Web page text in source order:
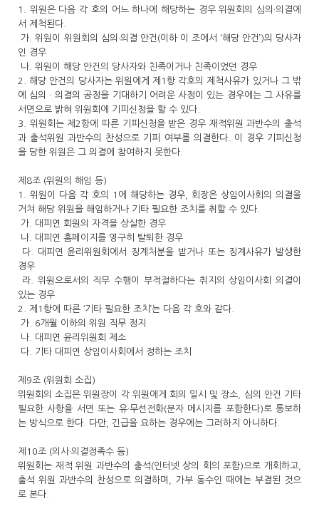
1. 위원은 다음 각 호의 어느 하나에 해당하는 경우 위원회의 심의·의결에
서 제척된다.
가. 위원이 위원회의 심의·의결 안건(이하 이 조에서 ‘해당 안건’)의 당사자
인 경우
나. 위원이 해당 안건의 당사자와 친족이거나 친족이었던 경우
2. 해당 안건의 당사자는 위원에게 제1항 각호의 제척사유가 있거나 그 밖
에 심의ㆍ의결의 공정을 기대하기 어려운 사정이 있는 경우에는 그 사유를
서면으로 밝혀 위원회에 기피신청을 할 수 있다.
3. 위원회는 제2항에 따른 기피신청을 받은 경우 재적위원 과반수의 출석
과 출석위원 과반수의 찬성으로 기피 여부를 의결한다. 이 경우 기피신청
을 당한 위원은 그 의결에 참여하지 못한다.
제8조 (위원의 해임 등)
1. 위원이 다음 각 호의 1에 해당하는 경우, 회장은 상임이사회의 의결을
거쳐 해당 위원을 해임하거나 기타 필요한 조치를 취할 수 있다.
가. 대피연 회원의 자격을 상실한 경우
나. 대피연 홈페이지를 영구히 탈퇴한 경우
다. 대피연 윤리위원회에서 징계처분을 받거나 또는 징계사유가 발생한
경우
라. 위원으로서의 직무 수행이 부적절하다는 취지의 상임이사회 의결이
있는 경우
2. 제1항에 따른 ‘기타 필요한 조치’는 다음 각 호와 같다.
가. 6개월 이하의 위원 직무 정지
나. 대피연 윤리위원회 제소
다. 기타 대피연 상임이사회에서 정하는 조치
제9조 (위원회 소집)
위원회의 소집은 위원장이 각 위원에게 회의 일시 및 장소, 심의 안건 기타
필요한 사항을 서면 또는 유·무선전화(문자 메시지를 포함한다)로 통보하
는 방식으로 한다. 다만, 긴급을 요하는 경우에는 그러하지 아니하다.
제10조 (의사·의결정족수 등)
위원회는 재적 위원 과반수의 출석(인터넷 상의 회의 포함)으로 개회하고,
출석 위원 과반수의 찬성으로 의결하며, 가부 동수인 때에는 부결된 것으
로 본다.